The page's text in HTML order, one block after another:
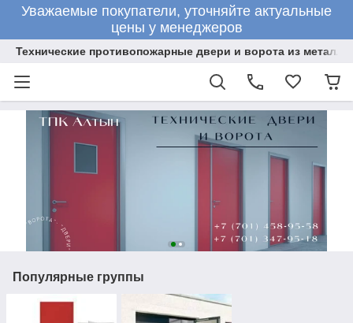
Уважаемые покупатели, уточняйте актуальные
цены у менеджеров
Технические противопожарные двери и ворота из металла
Популярные группы